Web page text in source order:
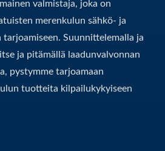
valmistaja, joka on
merenkulun sähkö- ja
Suunnittelemalla ja
ja pitämällä laadunvalvonnan
pystymme tarjoamaan
tuotteita kilpailukykyiseen